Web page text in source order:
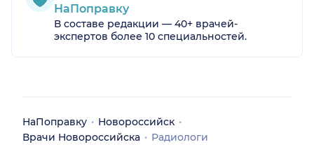
НаПоправку
В составе редакции — 40+ врачей-
экспертов более 10 специальностей.
НаПоправку
Новороссийск
Врачи Новороссийска
Радиологи